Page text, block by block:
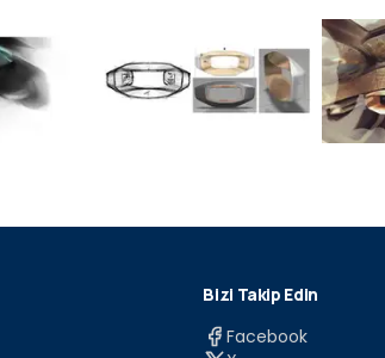
Bizi Takip Edin
Facebook